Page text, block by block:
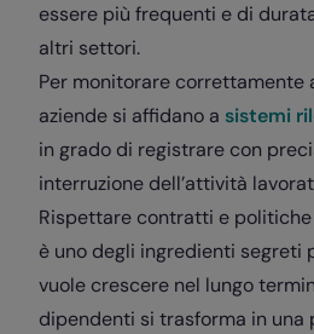
essere più frequenti e di
altri settori.
Per monitorare correttamente
aziende si affidano a sistemi
in grado di registrare con
interruzione dell’attività
Rispettare contratti e
è uno degli ingredienti segreti
vuole crescere nel lungo
dipendenti si trasforma in